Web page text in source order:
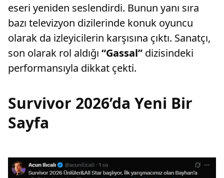
eseri yeniden seslendirdi. Bunun yanı sıra
bazı televizyon dizilerinde konuk oyuncu
olarak da izleyicilerin karşısına çıktı. Sanatçı,
son olarak rol aldığı “Gassal” dizisindeki
performansıyla dikkat çekti.
Survivor 2026’da Yeni Bir
Sayfa